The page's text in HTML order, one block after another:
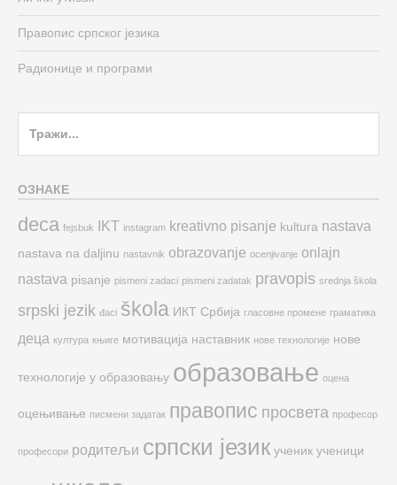
Правопис српског језика
Радионице и програми
ОЗНАКЕ
deca fejsbuk IKT instagram kreativno pisanje kultura nastava
nastava na daljinu nastavnik obrazovanje ocenjivanje onlajn
nastava pisanje pismeni zadaci pismeni zadatak pravopis srednja škola
srpski jezik đaci škola ИКТ Србија гласовне промене граматика
деца култура књиге мотивација наставник нове технологије нове
технологије у образовању образовање оцена
оцењивање писмени задатак правопис просвета професор
професори родитељи српски језик ученик ученици